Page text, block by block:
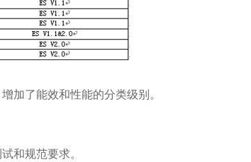
加了能效和性能的分类级别。
和规范要求。